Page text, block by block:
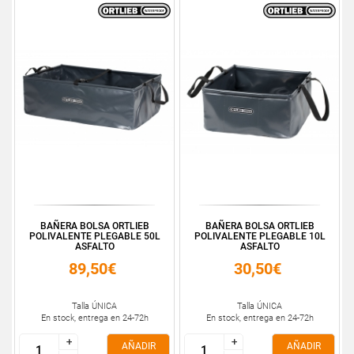
BAÑERA BOLSA ORTLIEB
POLIVALENTE PLEGABLE 50L
ASFALTO
89,50€
Talla ÚNICA
En stock, entrega en 24-72h
+
+
AÑADIR
BAÑERA BOLSA ORTLIEB
POLIVALENTE PLEGABLE 10L
ASFALTO
30,50€
Talla ÚNICA
En stock, entrega en 24-72h
+
+
AÑADIR